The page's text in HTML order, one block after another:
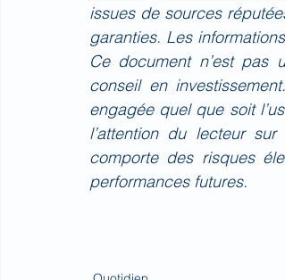
issues de sources
garanties. Les
Ce document n’est pas
conseil en
engagée quel que soit
l’attention du lecteur
comporte des risques
performances futures.